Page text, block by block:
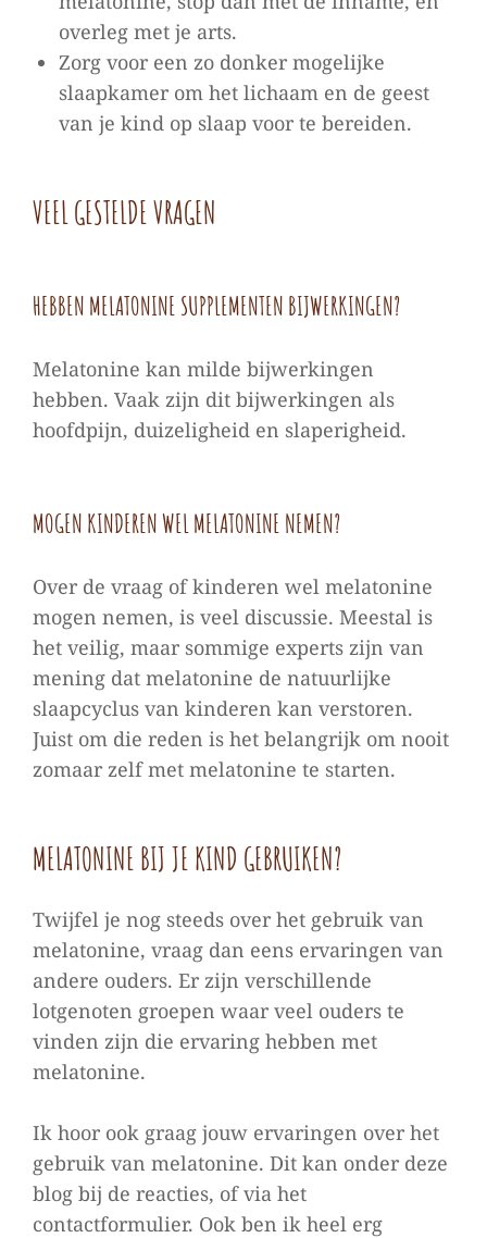
overleg met je arts.
Zorg voor een zo donker mogelijke
slaapkamer om het lichaam en de geest
van je kind op slaap voor te bereiden.
VEEL GESTELDE VRAGEN
HEBBEN MELATONINE SUPPLEMENTEN BIJWERKINGEN?
Melatonine kan milde bijwerkingen
hebben. Vaak zijn dit bijwerkingen als
hoofdpijn, duizeligheid en slaperigheid.
MOGEN KINDEREN WEL MELATONINE NEMEN?
Over de vraag of kinderen wel melatonine
mogen nemen, is veel discussie. Meestal is
het veilig, maar sommige experts zijn van
mening dat melatonine de natuurlijke
slaapcyclus van kinderen kan verstoren.
Juist om die reden is het belangrijk om nooit
zomaar zelf met melatonine te starten.
MELATONINE BIJ JE KIND GEBRUIKEN?
Twijfel je nog steeds over het gebruik van
melatonine, vraag dan eens ervaringen van
andere ouders. Er zijn verschillende
lotgenoten groepen waar veel ouders te
vinden zijn die ervaring hebben met
melatonine.
Ik hoor ook graag jouw ervaringen over het
gebruik van melatonine. Dit kan onder deze
blog bij de reacties, of via het
contactformulier. Ook ben ik heel erg